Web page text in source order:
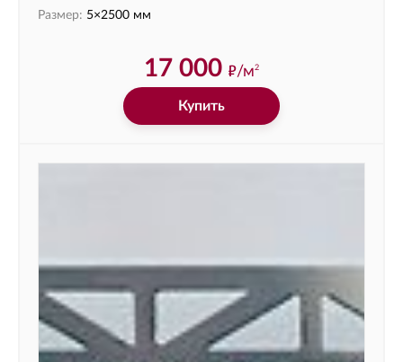
Размер: 5×2500 мм
17 000 ф/м2
Купить